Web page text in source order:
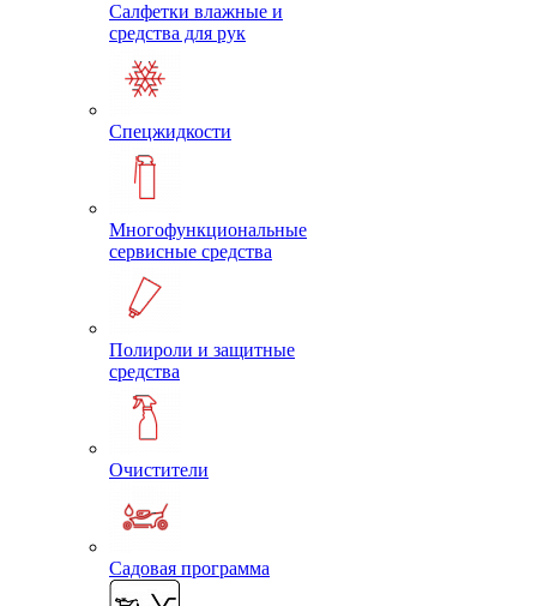
Салфетки влажные и
средства для рук
Спецжидкости
Многофункциональные
сервисные средства
Полироли и защитные
средства
Очистители
Садовая программа